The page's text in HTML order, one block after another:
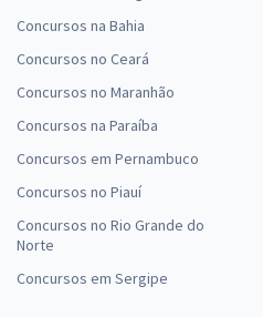
Concursos na Bahia
Concursos no Ceará
Concursos no Maranhão
Concursos na Paraíba
Concursos em Pernambuco
Concursos no Piauí
Concursos no Rio Grande do
Norte
Concursos em Sergipe